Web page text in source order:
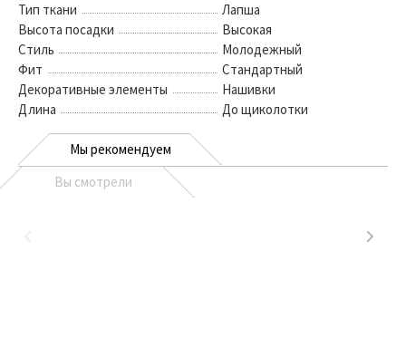
Тип ткани
Лапша
Высота посадки
Высокая
Стиль
Молодежный
Фит
Стандартный
Декоративные элементы
Нашивки
Длина
До щиколотки
Мы рекомендуем
Вы смотрели